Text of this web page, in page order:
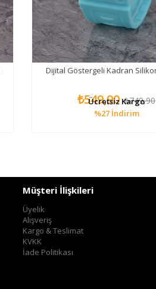
Dijital Göstergeli Kadran
₺549,90 ₺749,90
%27 İndirim
Ücretsiz Kargo
Müşteri İlişkileri
Üyelik
Alışveriş
Kargo & Teslimat
KVKK
İade Politikası